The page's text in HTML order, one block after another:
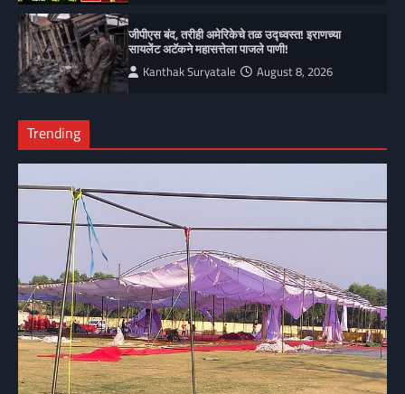
जीपीएस बंद, तरीही अमेरिकेचे तळ उद्ध्वस्त! इराणच्या
सायलेंट अटॅकने महासत्तेला पाजले पाणी!
Kanthak Suryatale August 8, 2026
Trending